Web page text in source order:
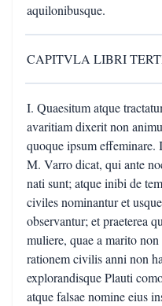
aquilonibusque.
CAPITVLA LIBRI
I. Quaesitum atque
avaritiam dixerit non
quoque ipsum effeminare.
M. Varro dicat, qui ante
nati sunt; atque inibi de
civiles nominantur et
observantur; et praeterea
muliere, quae a marito
rationem civilis anni non
explorandisque Plauti
atque falsae nomine eius